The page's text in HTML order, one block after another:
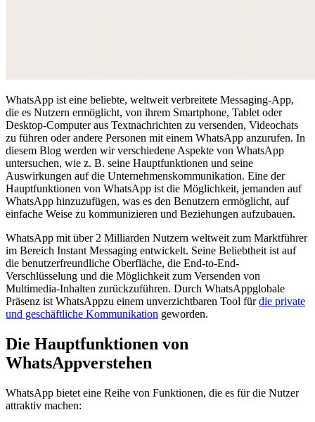
WhatsApp ist eine beliebte, weltweit verbreitete Messaging-App,
die es Nutzern ermöglicht, von ihrem Smartphone, Tablet oder
Desktop-Computer aus Textnachrichten zu versenden, Videochats
zu führen oder andere Personen mit einem WhatsApp anzurufen. In
diesem Blog werden wir verschiedene Aspekte von WhatsApp
untersuchen, wie z. B. seine Hauptfunktionen und seine
Auswirkungen auf die Unternehmenskommunikation. Eine der
Hauptfunktionen von WhatsApp ist die Möglichkeit, jemanden auf
WhatsApp hinzuzufügen, was es den Benutzern ermöglicht, auf
einfache Weise zu kommunizieren und Beziehungen aufzubauen.
WhatsApp mit über 2 Milliarden Nutzern weltweit zum Marktführer
im Bereich Instant Messaging entwickelt. Seine Beliebtheit ist auf
die benutzerfreundliche Oberfläche, die End-to-End-
Verschlüsselung und die Möglichkeit zum Versenden von
Multimedia-Inhalten zurückzuführen. Durch WhatsAppglobale
Präsenz ist WhatsAppzu einem unverzichtbaren Tool fürdie private
und geschäftliche Kommunikation geworden.
Die Hauptfunktionen von
WhatsAppverstehen
WhatsApp bietet eine Reihe von Funktionen, die es für die Nutzer
attraktiv machen: